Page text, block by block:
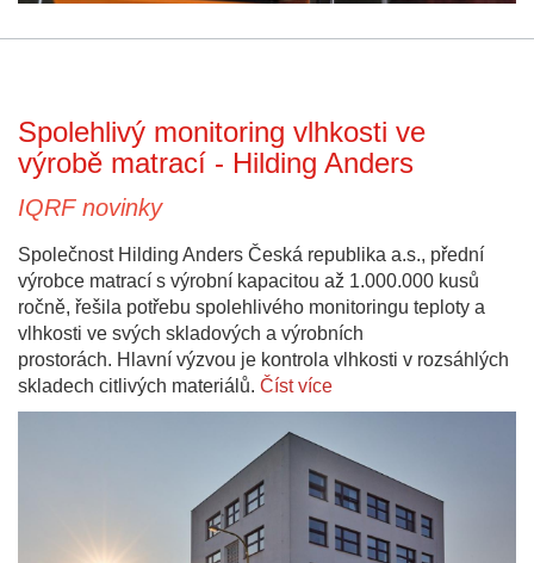
Spolehlivý monitoring vlhkosti ve
výrobě matrací - Hilding Anders
IQRF novinky
Společnost Hilding Anders Česká republika a.s., přední
výrobce matrací s výrobní kapacitou až 1.000.000 kusů
ročně, řešila potřebu spolehlivého monitoringu teploty a
vlhkosti ve svých skladových a výrobních
prostorách. Hlavní výzvou je kontrola vlhkosti v rozsáhlých
skladech citlivých materiálů. Číst více